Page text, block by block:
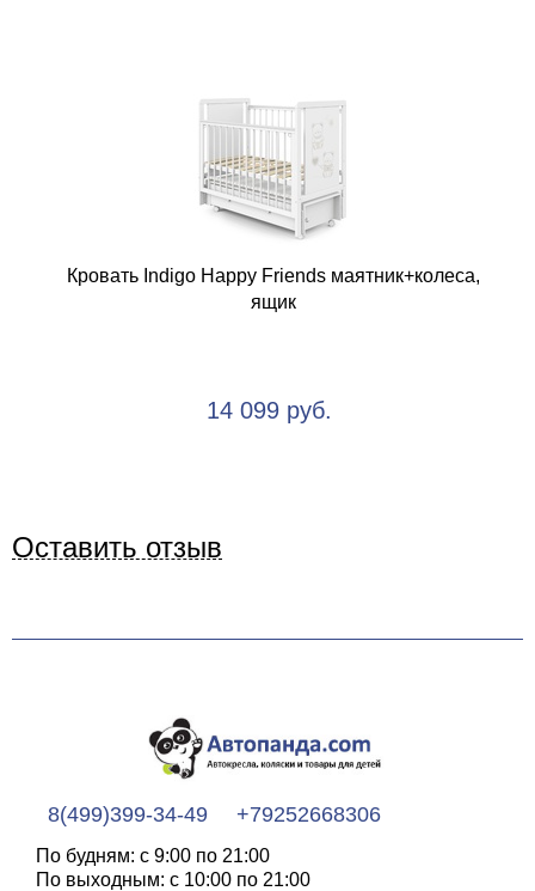
Кровать Indigo Happy Friends маятник+колеса,
ящик
14 099 руб.
Оставить отзыв
8(499)399-34-49 +79252668306
По будням: с 9:00 по 21:00
По выходным: с 10:00 по 21:00